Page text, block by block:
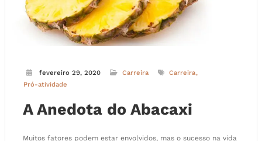
fevereiro 29, 2020 Carreira
Carreira
Pró-atividade
A Anedota do Abacaxi
Muitos fatores podem estar envolvidos, mas o sucesso na vida